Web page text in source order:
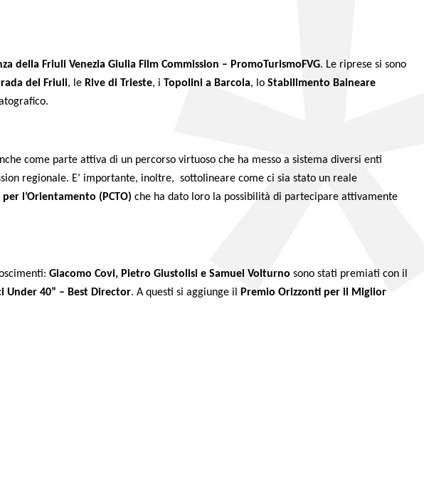
della Friuli Venezia Giulia Film Commission – PromoTurismoFVG. Le riprese si sono
del Friuli, le Rive di Trieste, i Topolini a Barcola, lo Stabilimento Balneare
come parte attiva di un percorso virtuoso che ha messo a sistema diversi enti
regionale. E’ importante, inoltre, sottolineare come ci sia stato un reale
l’Orientamento (PCTO) che ha dato loro la possibilità di partecipare attivamente
Giacomo Covi, Pietro Giustolisi e Samuel Volturno sono stati premiati con il
Under 40” – Best Director. A questi si aggiunge il
Premio Orizzonti per il Miglior